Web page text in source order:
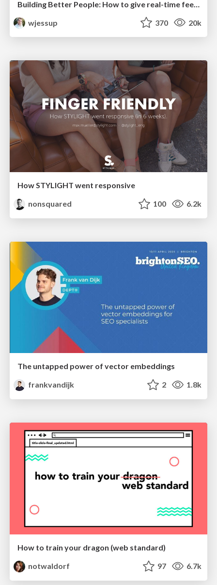
wjessup
370 20k
How STYLIGHT went responsive
nonsquared
100 6.2k
The untapped power of vector embeddings
frankvandijk
2 1.8k
How to train your dragon (web standard)
notwaldorf
97 6.7k